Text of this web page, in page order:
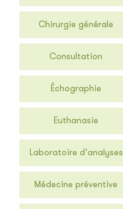
Chirurgie générale
Consultation
Échographie
Euthanasie
Laboratoire d’analyses
Médecine préventive